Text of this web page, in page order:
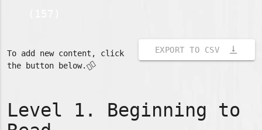
EXPORT TO CSV vertical_align_bottom
To add new content, click
the button below.👇🏽
Level 1. Beginning to